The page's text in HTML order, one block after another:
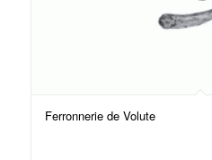
Ferronnerie de Volute